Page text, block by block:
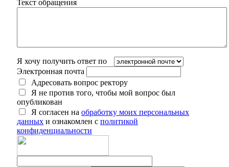
Текст обращения
Я хочу получить ответ по
Электронная почта
Адресовать вопрос ректору
Я не против того, чтобы мой вопрос был
опубликован
Я согласен на обработку моих персональных
данных и ознакомлен с политикой
конфиденциальности